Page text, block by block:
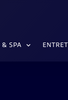
& SPA